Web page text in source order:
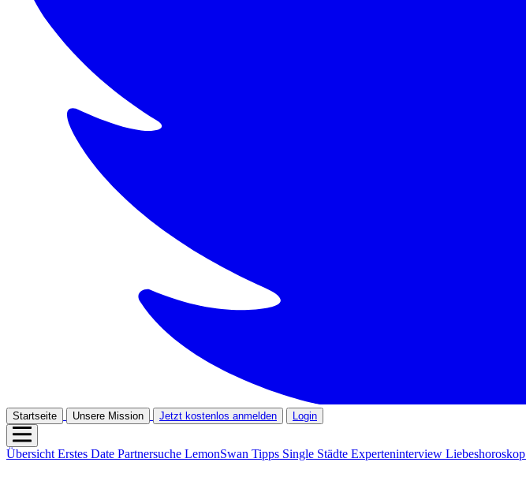
Startseite Unsere Mission Jetzt kostenlos anmelden Login
Übersicht Erstes Date Partnersuche LemonSwan Tipps Single Städte Experteninterview Liebeshoroskop